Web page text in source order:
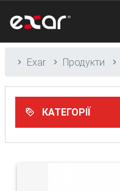
Exar Продукти
КАТЕГОРІЇ